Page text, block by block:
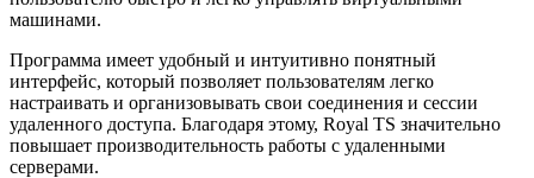
машинами.
Программа имеет удобный и интуитивно понятный
интерфейс, который позволяет пользователям легко
настраивать и организовывать свои соединения и сессии
удаленного доступа. Благодаря этому, Royal TS значительно
повышает производительность работы с удаленными
серверами.